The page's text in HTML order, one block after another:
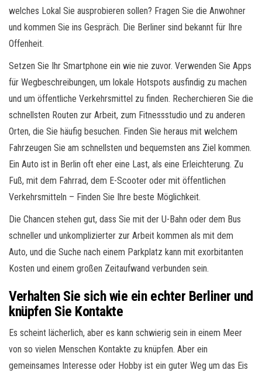
welches Lokal Sie ausprobieren sollen? Fragen Sie die Anwohner
und kommen Sie ins Gespräch. Die Berliner sind bekannt für Ihre
Offenheit.
Setzen Sie Ihr Smartphone ein wie nie zuvor. Verwenden Sie Apps
für Wegbeschreibungen, um lokale Hotspots ausfindig zu machen
und um öffentliche Verkehrsmittel zu finden. Recherchieren Sie die
schnellsten Routen zur Arbeit, zum Fitnessstudio und zu anderen
Orten, die Sie häufig besuchen. Finden Sie heraus mit welchem
Fahrzeugen Sie am schnellsten und bequemsten ans Ziel kommen.
Ein Auto ist in Berlin oft eher eine Last, als eine Erleichterung. Zu
Fuß, mit dem Fahrrad, dem E-Scooter oder mit öffentlichen
Verkehrsmitteln – Finden Sie Ihre beste Möglichkeit.
Die Chancen stehen gut, dass Sie mit der U-Bahn oder dem Bus
schneller und unkomplizierter zur Arbeit kommen als mit dem
Auto, und die Suche nach einem Parkplatz kann mit exorbitanten
Kosten und einem großen Zeitaufwand verbunden sein.
Verhalten Sie sich wie ein echter Berliner und
knüpfen Sie Kontakte
Es scheint lächerlich, aber es kann schwierig sein in einem Meer
von so vielen Menschen Kontakte zu knüpfen. Aber ein
gemeinsames Interesse oder Hobby ist ein guter Weg um das Eis